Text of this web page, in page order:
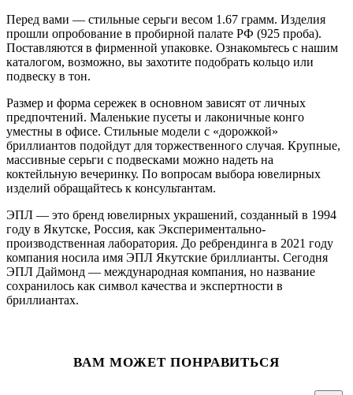
Перед вами — стильные серьги весом 1.67 грамм. Изделия
прошли опробование в пробирной палате РФ (925 проба).
Поставляются в фирменной упаковке. Ознакомьтесь с нашим
каталогом, возможно, вы захотите подобрать кольцо или
подвеску в тон.
Размер и форма сережек в основном зависят от личных
предпочтений. Маленькие пусеты и лаконичные конго
уместны в офисе. Стильные модели с «дорожкой»
бриллиантов подойдут для торжественного случая. Крупные,
массивные серьги с подвесками можно надеть на
коктейльную вечеринку. По вопросам выбора ювелирных
изделий обращайтесь к консультантам.
ЭПЛ — это бренд ювелирных украшений, созданный в 1994
году в Якутске, Россия, как Экспериментально-
производственная лаборатория. До ребрендинга в 2021 году
компания носила имя ЭПЛ Якутские бриллианты. Сегодня
ЭПЛ Даймонд — международная компания, но название
сохранилось как символ качества и экспертности в
бриллиантах.
ВАМ МОЖЕТ ПОНРАВИТЬСЯ